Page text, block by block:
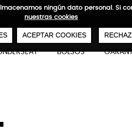
ningún dato personal. Si
nuestras cookies
ACEPTAR COOKIES
PARTIR DE 50 € PAGO SEGURO
BOLSOS